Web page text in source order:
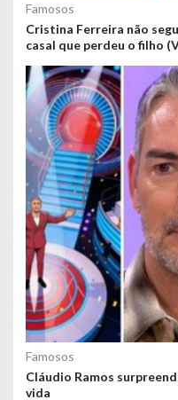
Famosos
Cristina Ferreira não
casal que perdeu o filho
Famosos
Cláudio Ramos
vida